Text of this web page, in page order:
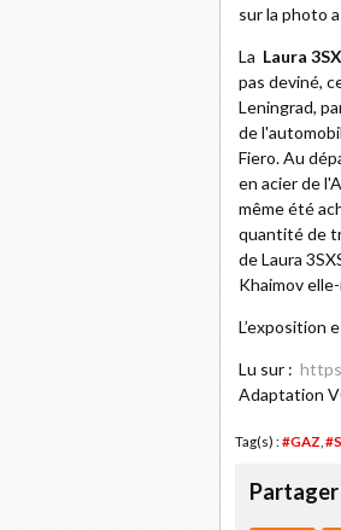
sur la photo
La Laura
pas deviné,
Leningrad,
de
Fiero. Au
en acier de
même été
quantité de
de Laura
Khaimov
L’exposition
Lu sur :
Adaptation
Tag(s) : #GAZ